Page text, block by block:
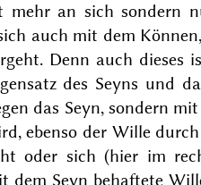
mehr an sich sondern
auch mit dem
Denn auch dieses
des Seyns und
das Seyn, sondern
ebenso der Wille
oder sich (hier im
Seyn behaftete